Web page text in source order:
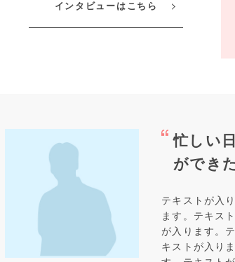
インタビューはこちら
忙しい
ができた
テキストが入
ます。テキス
が入ります。
キストが入り